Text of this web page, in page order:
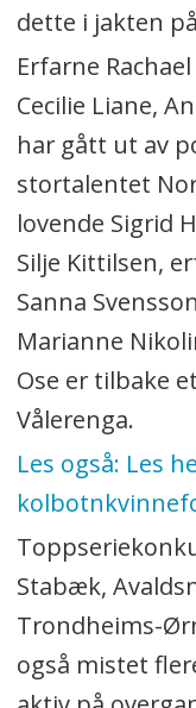
dette i jakten
Erfarne
Cecilie Liane,
har gått ut av
stortalentet
lovende Sigrid
Silje Kittilsen,
Sanna
Marianne
Ose er tilbake
Vålerenga.
Les også: Les
Stabæk,
Trondheims-
også mistet